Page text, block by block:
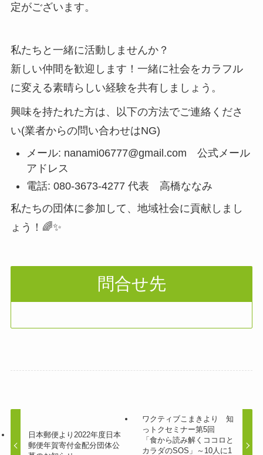
定がございます。
私たちと一緒に活動しませんか？
新しい仲間を歓迎します！一緒に社会をカラフル
に変える素晴らしい経験を共有しましょう。
興味を持たれた方は、以下の方法でご連絡くださ
い(業者からの問い合わせはNG)
メール: nanami06777@gmail.com 公式メール
アドレス
電話: 080-3673-4277 代表 高橋ななみ
私たちの団体に参加して、地域社会に貢献しまし
ょう！🌈✨
問合せ先
日本郵便より2022年度日本
郵便年賀寄付金配分団体公
ワクティブこまきより 知
っトクセミナー第5回
「食から読み解くココロと
カラダのSOS」～10人に1